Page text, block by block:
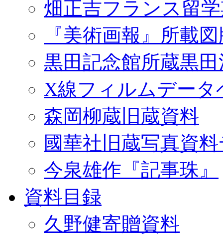
畑正吉フランス留
『美術画報』所載
黒田記念館所蔵黒
X線フィルムデータ
森岡柳蔵旧蔵資料
國華社旧蔵写真資
今泉雄作『記事珠』
資料目録
久野健寄贈資料